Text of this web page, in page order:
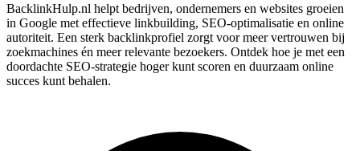
BacklinkHulp.nl helpt bedrijven, ondernemers en websites groeien
in Google met effectieve linkbuilding, SEO-optimalisatie en online
autoriteit. Een sterk backlinkprofiel zorgt voor meer vertrouwen bij
zoekmachines én meer relevante bezoekers. Ontdek hoe je met een
doordachte SEO-strategie hoger kunt scoren en duurzaam online
succes kunt behalen.